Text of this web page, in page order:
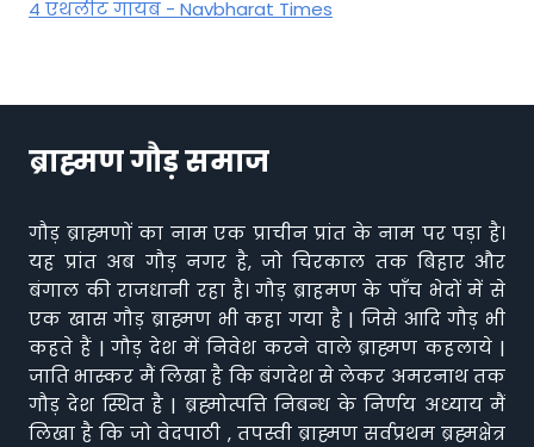
4 एथलीट गायब - Navbharat Times
ब्राह्मण गौड़ समाज
गौड़ ब्राह्मणों का नाम एक प्राचीन प्रांत के नाम पर पड़ा है।
यह प्रांत अब गौड़ नगर है, जो चिरकाल तक बिहार और
बंगाल की राजधानी रहा है। गौड़ ब्राहमण के पाँच भेदों में से
एक खास गौड़ ब्राह्मण भी कहा गया है | जिसे आदि गौड़ भी
कहते हैं | गौड़ देश में निवेश करने वाले ब्राह्मण कहलाये |
जाति भास्कर मैं लिखा है कि बंगदेश से लेकर अमरनाथ तक
गौड़ देश स्थित है | ब्रह्मोत्पत्ति निबन्ध के निर्णय अध्याय मैं
लिखा है कि जो वेदपाठी , तपस्वी ब्राह्मण सर्वप्रथम ब्रह्मक्षेत्र